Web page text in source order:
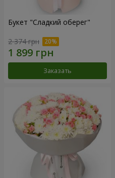
Букет "Сладкий оберег"
2 374 грн
Заказать